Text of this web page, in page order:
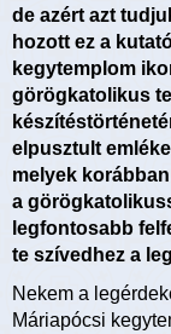
de azért azt
hozott ez a
kegytemplom
görögkatolikus
elpusztult
melyek
a
legfontosabb
te szívedhez a
Nekem a
Máriapócsi